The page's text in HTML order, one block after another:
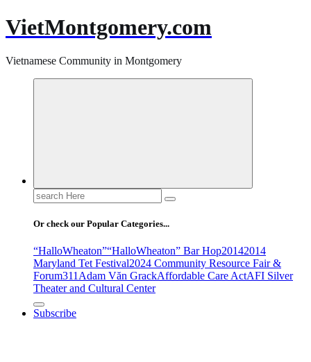
VietMontgomery.com
Vietnamese Community in Montgomery
Search
for:
Or check our Popular Categories...
“HalloWheaton”“HalloWheaton” Bar Hop20142014
Maryland Tet Festival2024 Community Resource Fair &
Forum311Adam Văn GrackAffordable Care ActAFI Silver
Theater and Cultural Center
Subscribe